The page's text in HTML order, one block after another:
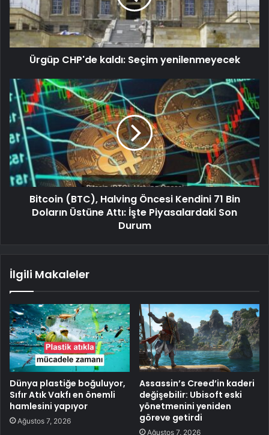
Ürgüp CHP'de kaldı: Seçim yenilenmeyecek
Bitcoin (BTC), Halving Öncesi Kendini 71 Bin
Doların Üstüne Attı: İşte Piyasalardaki Son
Durum
İlgili Makaleler
Dünya plastiğe boğuluyor,
Sıfır Atık Vakfı en önemli
hamlesini yapıyor
Ağustos 7, 2026
Assassin’s Creed’in kaderi
değişebilir: Ubisoft eski
yönetmenini yeniden
göreve getirdi
Ağustos 7, 2026